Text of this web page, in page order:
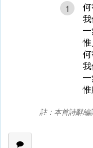
1
惟
註：本首詩辭編